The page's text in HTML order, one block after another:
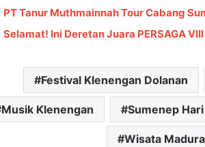
PT Tanur Muthmainnah Tour Cabang
Selamat! Ini Deretan Juara PERSAGA
Festival Klenengan Dolanan
Musik Klenengan Sumenep
Wisata Madura